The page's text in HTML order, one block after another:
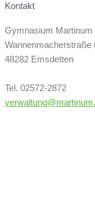
Kontakt
Gymnasium Martinum
Wannenmacherstraße
48282 Emsdetten
Tel. 02572-2872